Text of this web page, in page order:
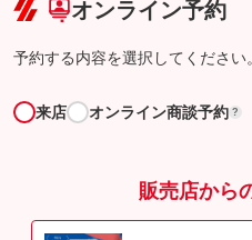
オンライン予約
予約する内容を選択してください。
来店 オンライン商談予約 ?
販売店から